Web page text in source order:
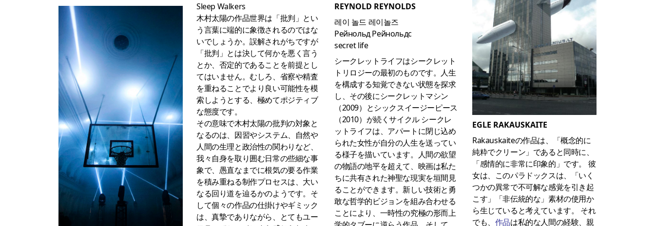
Sleep Walkers
木村太陽の作品世界は「批判」とい
う言葉に端的に象徴されるのではな
いでしょうか。誤解されがちですが
「批判」とは決して何かを悪く言う
とか、否定的であることを前提とし
てはいません。むしろ、省察や精査
を重ねることでより良い可能性を模
索しようとする、極めてポジティブ
な態度です。
その意味で木村太陽の批判の対象と
なるのは、因習やシステム、自然や
人間の生理と政治性の関わりなど、
我々自身を取り囲む日常の些細な事
象で、愚直なまでに根気の要る作業
を積み重ねる制作プロセスは、大い
なる回り道を辿るかのようです。そ
して個々の作品の仕掛けやギミック
は、真摯でありながら、とてもユー
REYNOLD REYNOLDS
레이 놀드 레이놀즈
Рейнольд Рейнольдс
secret life
シークレットライフはシークレット
トリロジーの最初のものです。人生
を構成する知覚できない状態を探求
し、その後にシークレットマシン
（2009）とシックスイージーピース
（2010）が続くサイクル シークレ
ットライフは、アパートに閉じ込め
られた女性が自分の人生を送ってい
る様子を描いています。人間の欲望
の物語の地平を超えて、映画は私た
ちに共有された神聖な現実を垣間見
ることができます。新しい技術と勇
敢な哲学的ビジョンを組み合わせる
ことにより、一時性の究極の形而上
EGLE RAKAUSKAITE
Rakauskaiteの作品は、「概念的に
純粋でクリーン」であると同時に、
「感情的に非常に印象的」です。 彼
女は、このパラドックスは、「いく
つかの異常で不可解な感覚を引き起
こす」「非伝統的な」素材の使用か
ら生じていると考えています。 それ
でも、 作品は私的な人間の経験、親